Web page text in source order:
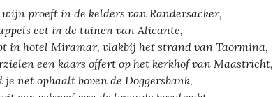
wijn proeft in de kelders van Randersacker,
eet in de tuinen van Alicante,
in hotel Miramar, vlakbij het strand van Taormina,
een kaars offert op het kerkhof van Maastricht,
je net ophaalt boven de Doggersbank,